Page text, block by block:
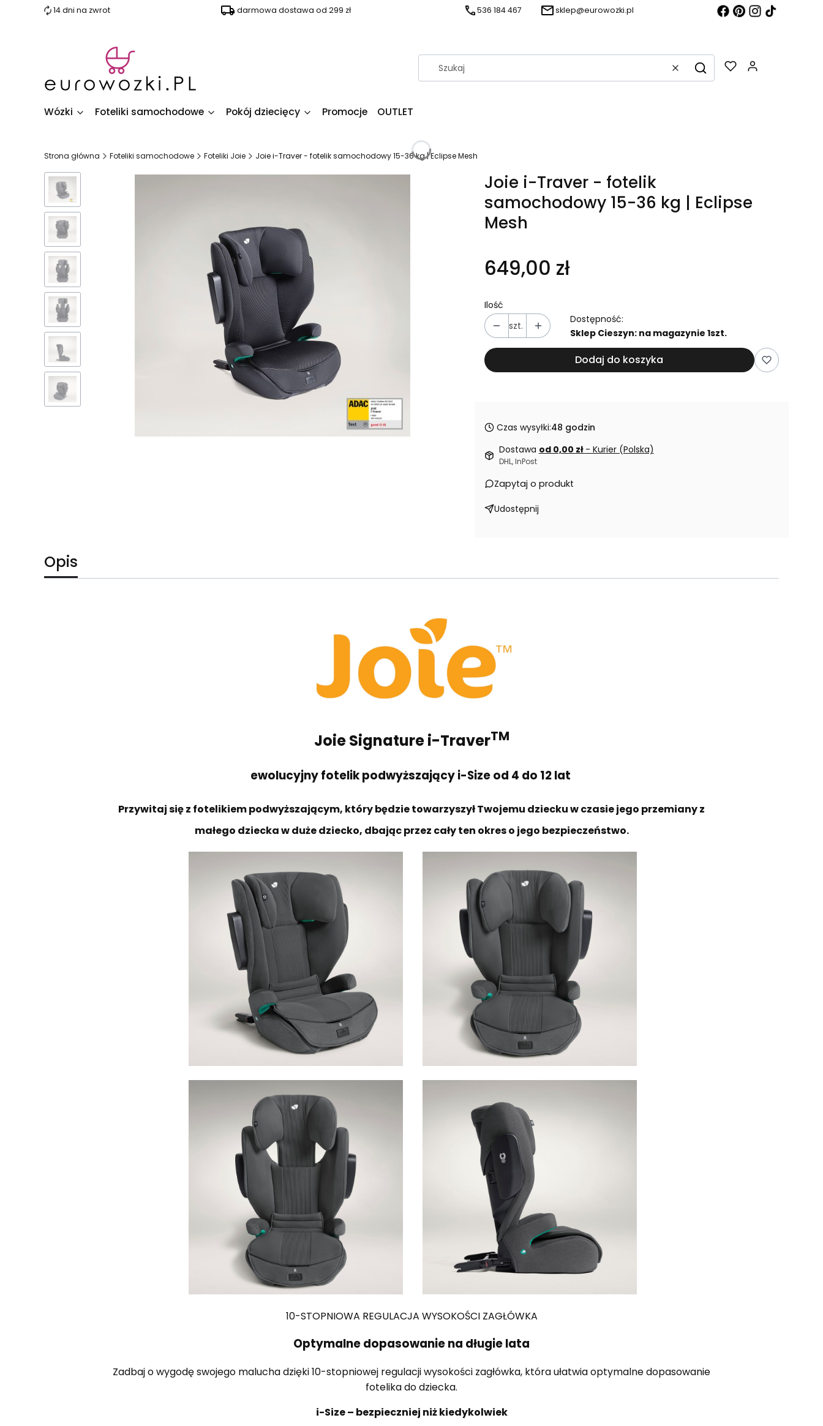
14 dni na zwrot darmowa dostawa od 299 zł 536 184 467 sklep@eurowozki.pl
WyczyśćSzukaj
Wózki Foteliki samochodowe Pokój dziecięcy Promocje OUTLET
Strona główna Foteliki samochodowe Foteliki Joie Joie i-Traver - fotelik samochodowy 15-36 kg | Eclipse Mesh
Joie i-Traver - fotelik
samochodowy 15-36 kg | Eclipse
Mesh
649,00 zł
Ilość
szt.
Dostępność:
Sklep Cieszyn: na magazynie 1szt.
Dodaj do koszyka
Czas wysyłki:48 godzin
Dostawa od 0,00 zł - Kurier (Polska)
DHL, InPost
Zapytaj o produkt
Udostępnij
Opis
Joie Signature i-TraverTM
ewolucyjny fotelik podwyższający i-Size od 4 do 12 lat
Przywitaj się z fotelikiem podwyższającym, który będzie towarzyszył Twojemu dziecku w czasie jego przemiany z
małego dziecka w duże dziecko, dbając przez cały ten okres o jego bezpieczeństwo.
10-STOPNIOWA REGULACJA WYSOKOŚCI ZAGŁÓWKA
Optymalne dopasowanie na długie lata
Zadbaj o wygodę swojego malucha dzięki 10-stopniowej regulacji wysokości zagłówka, która ułatwia optymalne dopasowanie
fotelika do dziecka.
i-Size – bezpieczniej niż kiedykolwiek